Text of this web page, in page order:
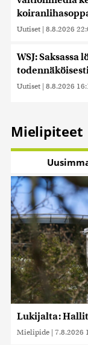
Uutiset | 8.8.2026
WSJ:
Uutiset | 8.8.2026
Mielipiteet
Lukijalta:
Mielipide | 7.8.2026